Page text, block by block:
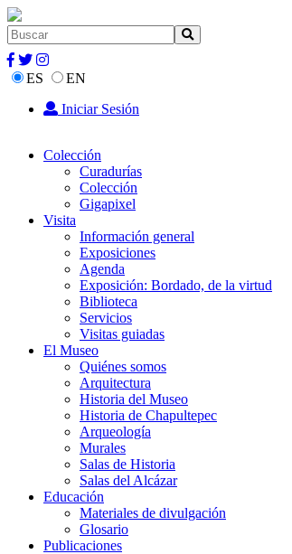
ES
EN
Iniciar Sesión
Colección
Curadurías
Colección
Gigapixel
Visita
Información general
Exposiciones
Agenda
Exposición: Bordado, de la virtud
Biblioteca
Servicios
Visitas guiadas
El Museo
Quiénes somos
Arquitectura
Historia del Museo
Historia de Chapultepec
Arqueología
Murales
Salas de Historia
Salas del Alcázar
Educación
Materiales de divulgación
Glosario
Publicaciones